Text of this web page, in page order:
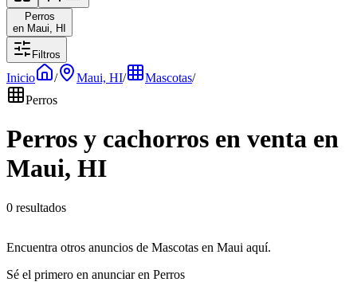
Perros
en Maui, HI
Filtros
Inicio / Maui, HI/ Mascotas/
Perros
Perros y cachorros en venta en
Maui, HI
0 resultados
Encuentra otros anuncios de Mascotas en Maui aquí.
Sé el primero en anunciar en Perros